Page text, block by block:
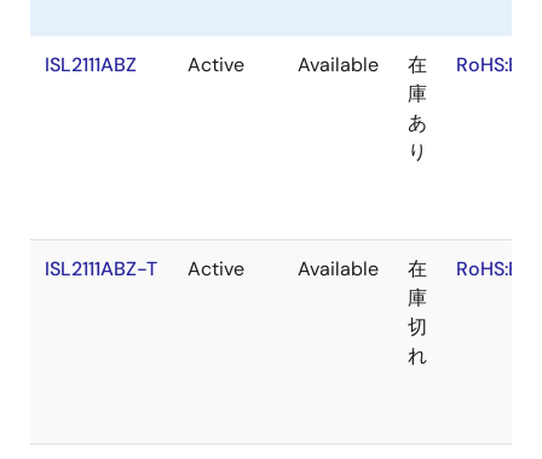
ISL2111ABZ Active Available
在
庫
あ
り
RoHS:EN
ISL2111ABZ-T Active Available
在
庫
切
れ
RoHS:EN